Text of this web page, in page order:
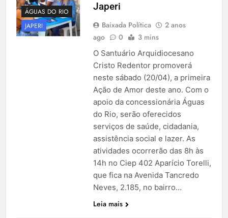
ÁGUAS DO RIO
JAPERI
Japeri
Baixada Política
2 anos
ago
0 3 mins
O Santuário Arquidiocesano
Cristo Redentor promoverá
neste sábado (20/04), a primeira
Ação de Amor deste ano. Com o
apoio da concessionária Águas
do Rio, serão oferecidos
serviços de saúde, cidadania,
assistência social e lazer. As
atividades ocorrerão das 8h às
14h no Ciep 402 Aparício Torelli,
que fica na Avenida Tancredo
Neves, 2.185, no bairro…
Leia mais